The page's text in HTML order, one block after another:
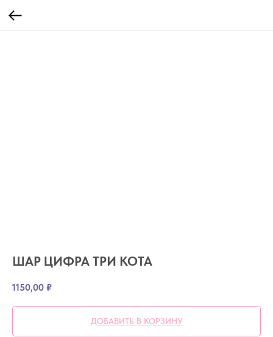
ШАР ЦИФРА ТРИ КОТА
1150,00 ₽
ДОБАВИТЬ В КОРЗИНУ